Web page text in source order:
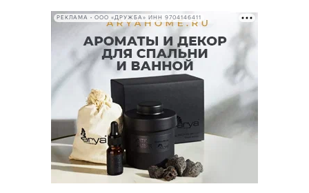
РЕКЛАМА • ООО «ДРУЖБА» ИНН 9704146411